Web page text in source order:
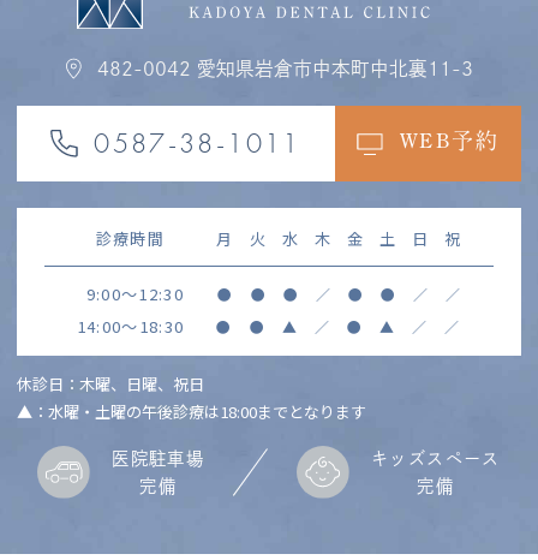
482-0042 愛知県岩倉市中本町中北裏11-3
0587-38-1011 WEB予約
診療時間 月 火 水 木 金 土 日 祝
9:00～12:30 ● ● ● ／ ● ● ／ ／
14:00～18:30 ● ● ▲ ／ ● ▲ ／ ／
休診日：木曜、日曜、祝日
▲：水曜・土曜の午後診療は18:00までとなります
医院駐車場
完備
キッズスペース
完備